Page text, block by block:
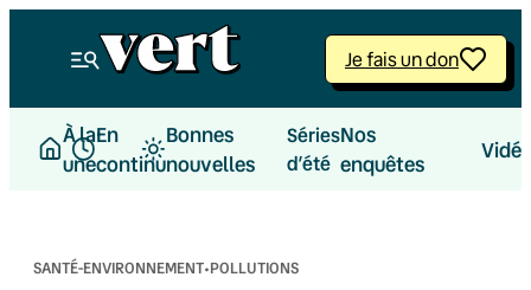
Je fais un don
À la
une
En
continu
Bonnes
nouvelles
Séries
d’été
Nos
enquêtes
SANTÉ-ENVIRONNEMENT·POLLUTIONS